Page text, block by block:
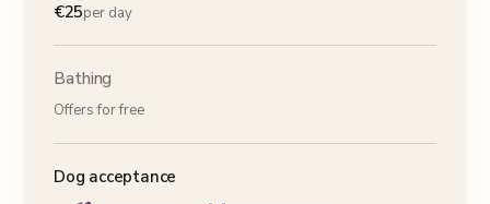
€25per day
Bathing
Offers for free
Dog acceptance